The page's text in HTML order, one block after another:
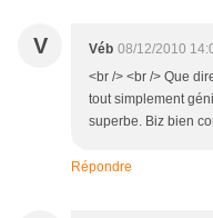
V Véb 08/12/2010
<br /> <br /> Que
tout simplement
superbe. Biz bien
Répondre